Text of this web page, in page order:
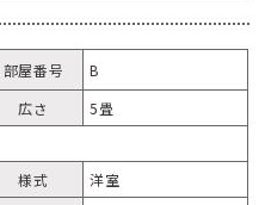
部屋番号
B
広さ
5畳
様式 洋室